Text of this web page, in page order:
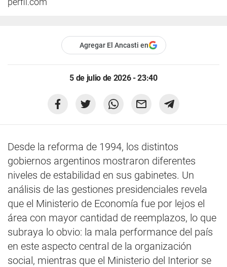
Agregar El Ancasti en
5 de julio de 2026 - 23:40
Desde la reforma de 1994, los distintos
gobiernos argentinos mostraron diferentes
niveles de estabilidad en sus gabinetes. Un
análisis de las gestiones presidenciales revela
que el Ministerio de Economía fue por lejos el
área con mayor cantidad de reemplazos, lo que
subraya lo obvio: la mala performance del país
en este aspecto central de la organización
social, mientras que el Ministerio del Interior se